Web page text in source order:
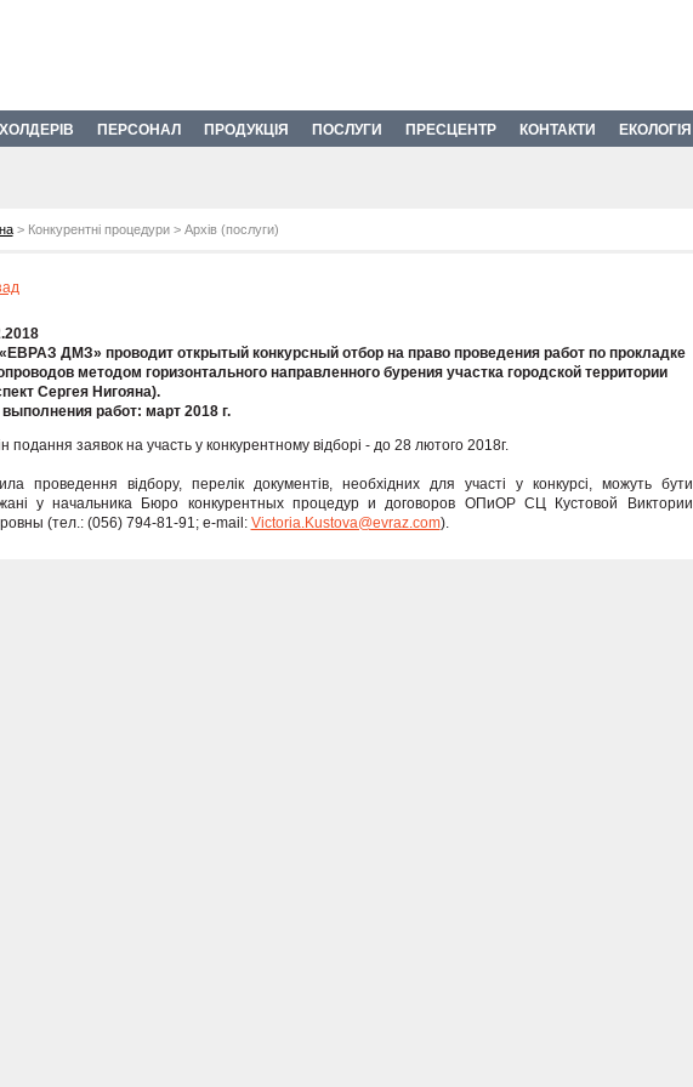
ПЕРСОНАЛ ПРОДУКЦІЯ ПОСЛУГИ ПРЕСЦЕНТР КОНТАКТИ ЕКОЛОГІЯ
> Конкурентні процедури > Архів (послуги)
ДМЗ» проводит открытый конкурсный отбор на право проведения работ по прокладке
методом горизонтального направленного бурения участка городской территории
Сергея Нигояна).
работ: март 2018 г.
подання заявок на участь у конкурентному відборі - до 28 лютого 2018г.
проведення відбору, перелік документів, необхідних для участі у конкурсі, можуть бути
у начальника Бюро конкурентных процедур и договоров ОПиОР СЦ Кустовой Виктории
(тел.: (056) 794-81-91; e-mail: Victoria.Kustova@evraz.com).